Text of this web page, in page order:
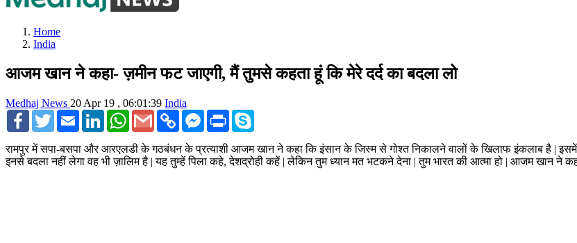
Home
India
आजम खान ने कहा- ज़मीन फट जाएगी, मैं तुमसे कहता हूं कि मेरे दर्द का बदला लो
Medhaj News 20 Apr 19 , 06:01:39 India
Facebook
TwitterEmail LinkedInWhatsApp
Gmail Copy
Link
Facebook
Messenger
Print
रामपुर में सपा-बसपा और आरएलडी के गठबंधन के प्रत्याशी आजम खान ने कहा कि इंसान के जिस्म से गोश्त निकालने वालों के खिलाफ इंकलाब है |
इनसे बदला नहीं लेगा वह भी ज़ालिम है | यह तुम्हें पिला कहे, देशद्रोही कहें | लेकिन तुम ध्यान मत भटकने देना | तुम भारत की आत्मा हो | आजम खान ने